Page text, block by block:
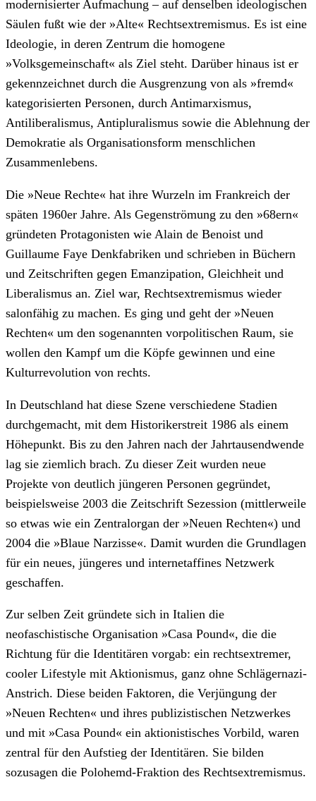
modernisierter Aufmachung – auf denselben ideologischen
Säulen fußt wie der »Alte« Rechtsextremismus. Es ist eine
Ideologie, in deren Zentrum die homogene
»Volksgemeinschaft« als Ziel steht. Darüber hinaus ist er
gekennzeichnet durch die Ausgrenzung von als »fremd«
kategorisierten Personen, durch Antimarxismus,
Antiliberalismus, Antipluralismus sowie die Ablehnung der
Demokratie als Organisationsform menschlichen
Zusammenlebens.
Die »Neue Rechte« hat ihre Wurzeln im Frankreich der
späten 1960er Jahre. Als Gegenströmung zu den »68ern«
gründeten Protagonisten wie Alain de Benoist und
Guillaume Faye Denkfabriken und schrieben in Büchern
und Zeitschriften gegen Emanzipation, Gleichheit und
Liberalismus an. Ziel war, Rechtsextremismus wieder
salonfähig zu machen. Es ging und geht der »Neuen
Rechten« um den sogenannten vorpolitischen Raum, sie
wollen den Kampf um die Köpfe gewinnen und eine
Kulturrevolution von rechts.
In Deutschland hat diese Szene verschiedene Stadien
durchgemacht, mit dem Historikerstreit 1986 als einem
Höhepunkt. Bis zu den Jahren nach der Jahrtausendwende
lag sie ziemlich brach. Zu dieser Zeit wurden neue
Projekte von deutlich jüngeren Personen gegründet,
beispielsweise 2003 die Zeitschrift Sezession (mittlerweile
so etwas wie ein Zentralorgan der »Neuen Rechten«) und
2004 die »Blaue Narzisse«. Damit wurden die Grundlagen
für ein neues, jüngeres und internetaffines Netzwerk
geschaffen.
Zur selben Zeit gründete sich in Italien die
neofaschistische Organisation »Casa Pound«, die die
Richtung für die Identitären vorgab: ein rechtsextremer,
cooler Lifestyle mit Aktionismus, ganz ohne Schlägernazi-
Anstrich. Diese beiden Faktoren, die Verjüngung der
»Neuen Rechten« und ihres publizistischen Netzwerkes
und mit »Casa Pound« ein aktionistisches Vorbild, waren
zentral für den Aufstieg der Identitären. Sie bilden
sozusagen die Polohemd-Fraktion des Rechtsextremismus.